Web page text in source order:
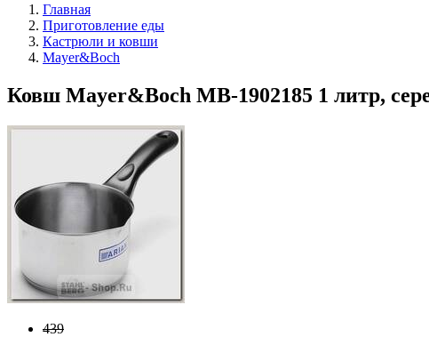
Главная
Приготовление еды
Кастрюли и ковши
Mayer&Boch
Ковш Mayer&Boch MB-1902185 1 литр,
439